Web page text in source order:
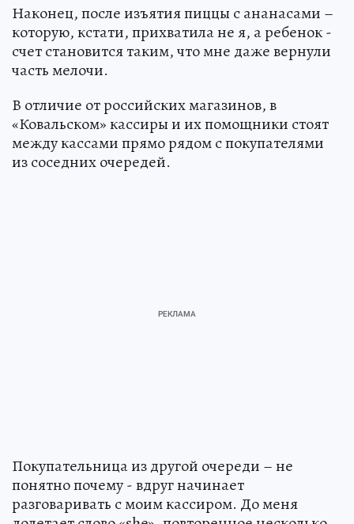
Наконец, после изъятия пиццы с ананасами –
которую, кстати, прихватила не я, а ребенок -
счет становится таким, что мне даже вернули
часть мелочи.
В отличие от российских магазинов, в
«Ковальском» кассиры и их помощники стоят
между кассами прямо рядом с покупателями
из соседних очередей.
Покупательница из другой очереди – не
понятно почему - вдруг начинает
разговаривать с моим кассиром. До меня